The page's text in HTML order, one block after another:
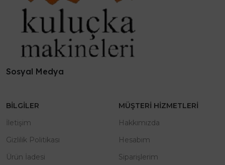
Sosyal Medya
BILGILER
İletişim
Gizlilik Politikası
Ürün İadesi
MÜŞTERI HIZMETLERI
Hakkımızda
Hesabım
Siparişlerim